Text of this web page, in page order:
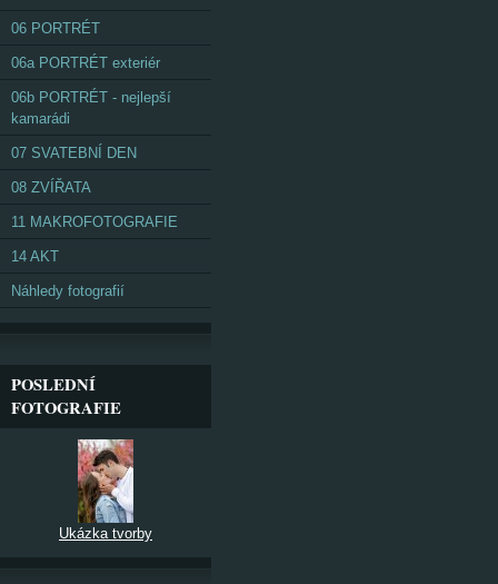
06 PORTRÉT
06a PORTRÉT exteriér
06b PORTRÉT - nejlepší
kamarádi
07 SVATEBNÍ DEN
08 ZVÍŘATA
11 MAKROFOTOGRAFIE
14 AKT
Náhledy fotografií
POSLEDNÍ
FOTOGRAFIE
Ukázka tvorby